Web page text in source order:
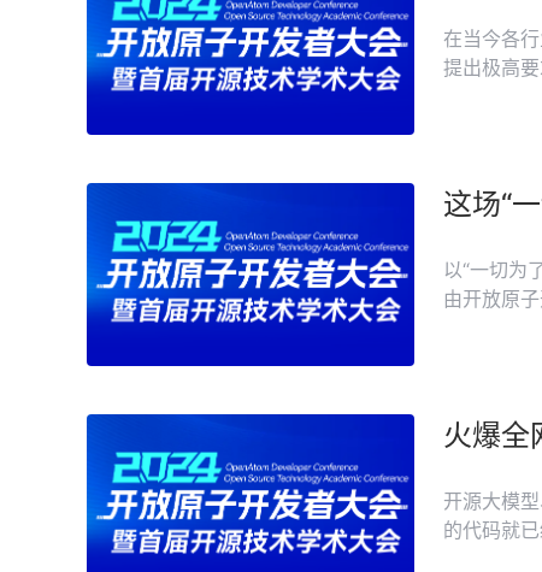
在当今各
提出极高
这场“
以“一切为
由开放原
火爆全
开源大模
的代码就